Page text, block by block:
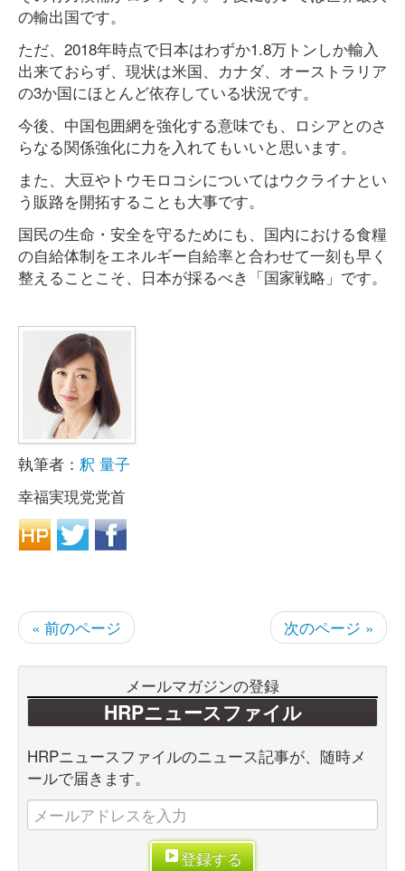
の輸出国です。
ただ、2018年時点で日本はわずか1.8万トンしか輸入
出来ておらず、現状は米国、カナダ、オーストラリア
の3か国にほとんど依存している状況です。
今後、中国包囲網を強化する意味でも、ロシアとのさ
らなる関係強化に力を入れてもいいと思います。
また、大豆やトウモロコシについてはウクライナとい
う販路を開拓することも大事です。
国民の生命・安全を守るためにも、国内における食糧
の自給体制をエネルギー自給率と合わせて一刻も早く
整えることこそ、日本が採るべき「国家戦略」です。
執筆者： 釈 量子
幸福実現党党首
« 前のページ 次のページ »
メールマガジンの登録
HRPニュースファイル
HRPニュースファイルのニュース記事が、随時メ
ールで届きます。
登録する